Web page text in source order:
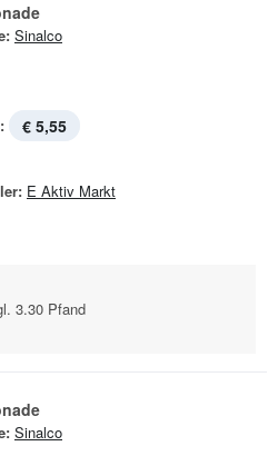
Sinalco
€ 5,55
E Aktiv Markt
3.30 Pfand
Sinalco